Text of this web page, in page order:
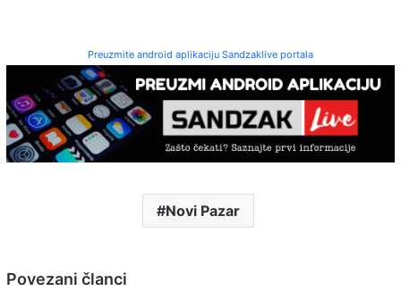
Preuzmite android aplikaciju Sandzaklive portala
Novi Pazar
Povezani članci